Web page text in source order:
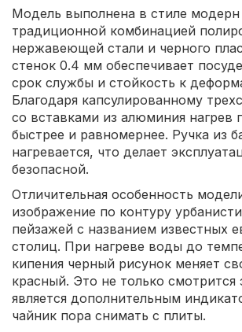
Модель выполнена в стиле модерн
традиционной комбинацией
нержавеющей стали и черного
стенок 0.4 мм обеспечивает
срок службы и стойкость к
Благодаря капсулированному
со вставками из алюминия нагрев
быстрее и равномернее. Ручка из
нагревается, что делает
безопасной.
Отличительная особенность
изображение по контуру
пейзажей с названием известных
столиц. При нагреве воды до
кипения черный рисунок меняет
красный. Это не только смотрится
является дополнительным
чайник пора снимать с плиты.